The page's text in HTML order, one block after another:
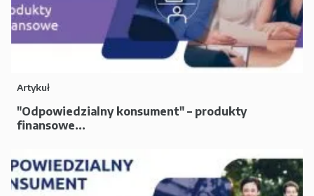
Artykuł
"Odpowiedzialny konsument" – produkty
finansowe...